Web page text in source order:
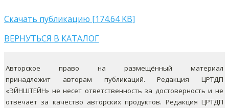
Скачать публикацию [174.64 KB]
ВЕРНУТЬСЯ В КАТАЛОГ
Авторское право на размещённый материал
принадлежит авторам публикаций. Редакция ЦРТДП
«ЭЙНШТЕЙН» не несет ответственность за достоверность и не
отвечает за качество авторских продуктов. Редакция ЦРТДП